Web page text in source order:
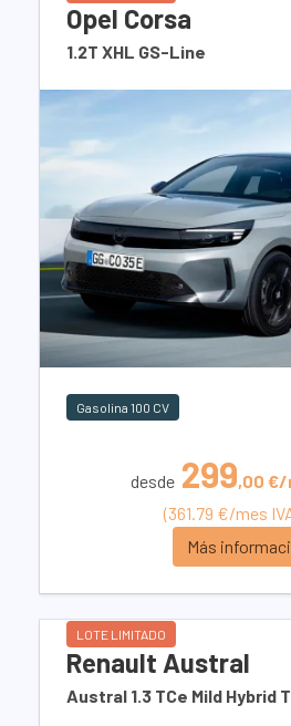
Opel Corsa
1.2T XHL GS-Line
Gasolina 100 CV
desde 299,00 €/
(361.79 €/mes
Más
LOTE LIMITADO
Renault Austral
Austral 1.3 TCe Mild Hybrid